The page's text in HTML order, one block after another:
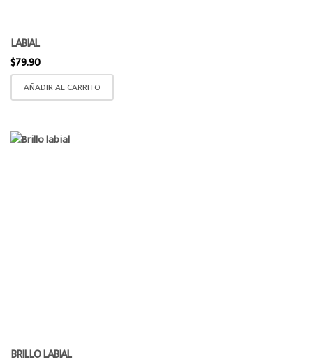
LABIAL
$79.90
AÑADIR AL CARRITO
BRILLO LABIAL